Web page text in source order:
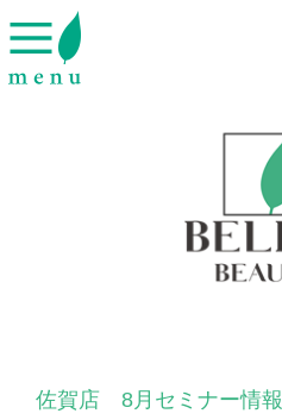
佐賀店 8月セミナー情報